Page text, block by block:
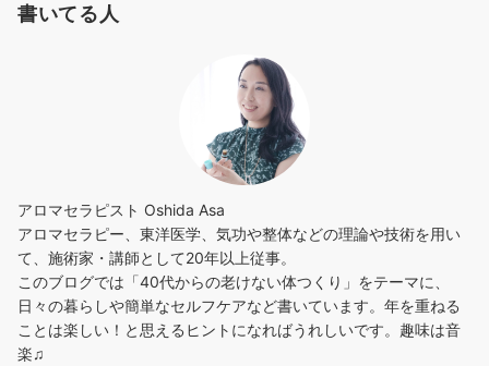
書いてる人
アロマセラピスト Oshida Asa
アロマセラピー、東洋医学、気功や整体などの理論や技術を用い
て、施術家・講師として20年以上従事。
このブログでは「40代からの老けない体つくり」をテーマに、
日々の暮らしや簡単なセルフケアなど書いています。年を重ねる
ことは楽しい！と思えるヒントになればうれしいです。趣味は音
楽♫